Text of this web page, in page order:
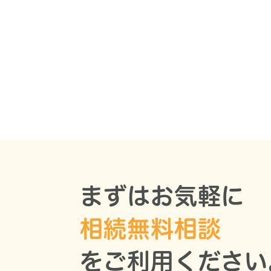
まずはお気軽に
相続無料相談
をご利用くださ